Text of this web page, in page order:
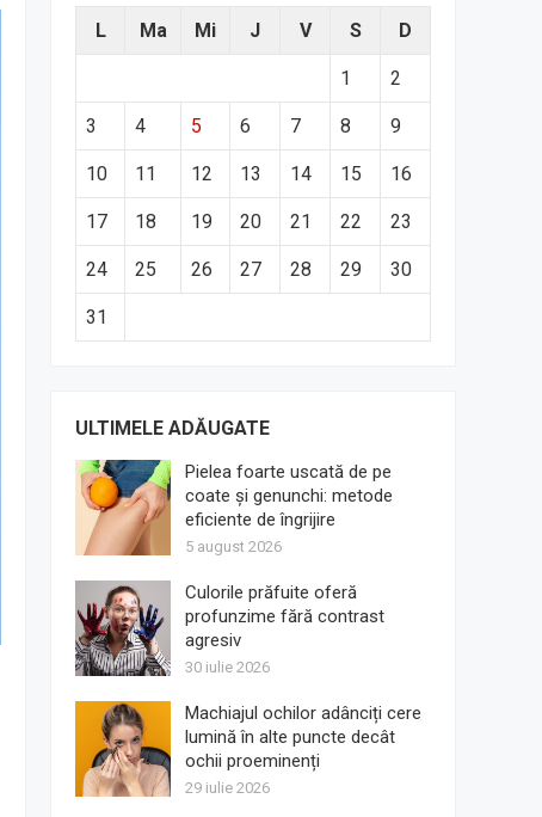
L Ma Mi J V S D
1 2
3 4 5 6 7 8 9
10 11 12 13 14 15 16
17 18 19 20 21 22 23
24 25 26 27 28 29 30
31
ULTIMELE ADĂUGATE
Pielea foarte uscată de pe
coate și genunchi: metode
eficiente de îngrijire
5 august 2026
Culorile prăfuite oferă
profunzime fără contrast
agresiv
30 iulie 2026
Machiajul ochilor adânciți cere
lumină în alte puncte decât
ochii proeminenți
29 iulie 2026